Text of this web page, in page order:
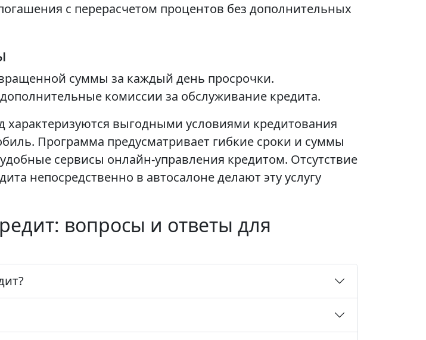
с перерасчетом процентов без дополнительных
суммы за каждый день просрочки.
комиссии за обслуживание кредита.
характеризуются выгодными условиями кредитования
Программа предусматривает гибкие сроки и суммы
сервисы онлайн-управления кредитом. Отсутствие
непосредственно в автосалоне делают эту услугу
вопросы и ответы для